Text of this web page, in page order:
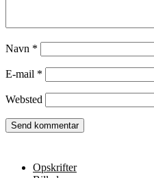
Navn *
E-mail *
Websted
Opskrifter